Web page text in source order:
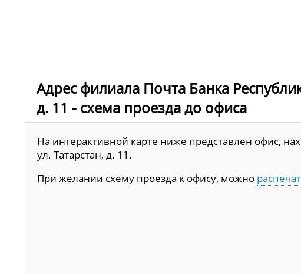
Адрес филиала Почта Банка
д. 11 - схема проезда до офиса
На интерактивной карте ниже представлен офис,
ул. Татарстан, д. 11.
При желании схему проезда к офису, можно